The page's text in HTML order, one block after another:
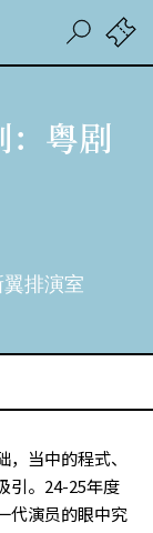
：粤剧
排演室
当中的程式、
引。24-25年度
代演员的眼中究